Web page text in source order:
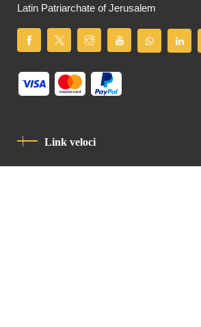
Latin Patriarchate of Jerusalem
Link veloci